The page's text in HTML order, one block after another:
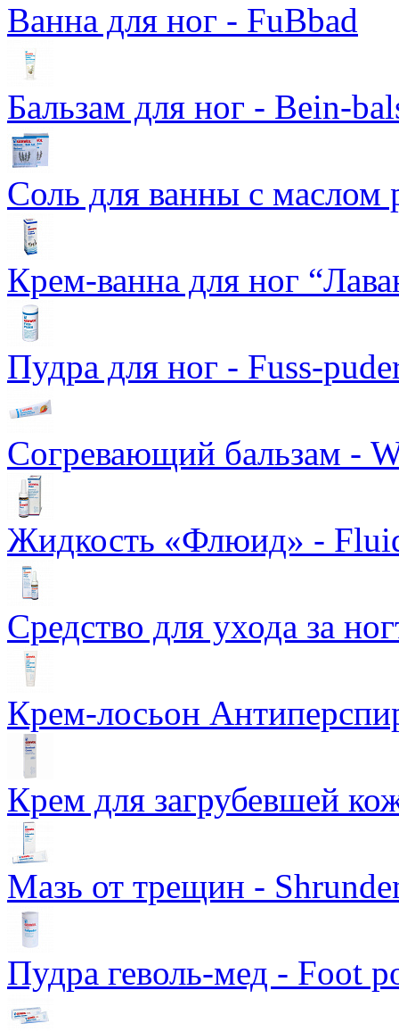
Ванна для ног - FuBbad
Бальзам для ног - Bein-
Соль для ванны с маслом
Крем-ванна для ног
Пудра для ног - Fuss-
Согревающий бальзам -
Жидкость «Флюид» -
Средство для ухода за
Крем-лосьон
Крем для загрубевшей
Мазь от трещин -
Пудра геволь-мед - Foot